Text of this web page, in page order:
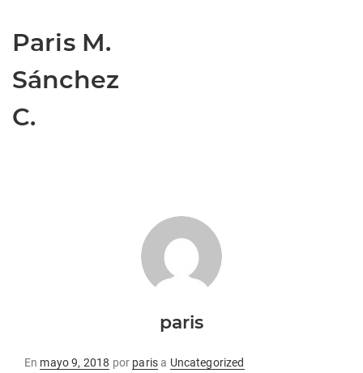
Paris M.
Sánchez
C.
paris
En Publicado
mayo 9, 2018 por parisa Uncategorized